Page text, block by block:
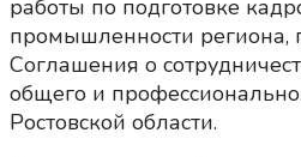
работы по подготовке
промышленности региона,
Соглашения о
общего и
Ростовской области.